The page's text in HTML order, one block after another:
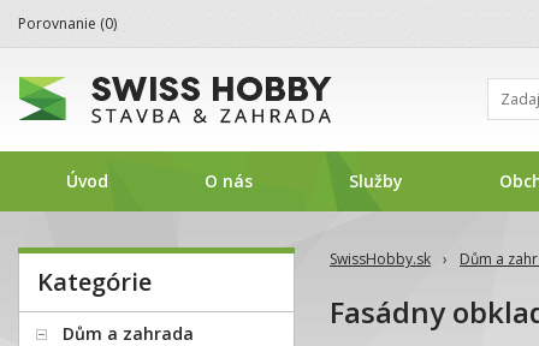
SwissHobby.sk › Dům a
Fasádny
Kategórie
Dům a zahrada
Porovnanie (0)
Úvod O nás Služby